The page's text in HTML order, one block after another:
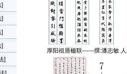
]
师【书法作品】
厚阳祖厝楹联------撰:潘志敏
国光中学退休教师 \ 书:黃超
群 原国光中学教师【书法作